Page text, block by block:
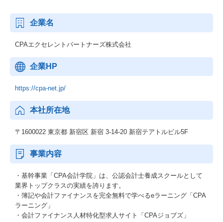
企業名
CPAエクセレントパートナーズ株式会社
企業HP
https://cpa-net.jp/
本社所在地
〒1600022 東京都 新宿区 新宿 3-14-20 新宿テアトルビル5F
事業内容
・基幹事業「CPA会計学院」は、公認会計士養成スクールとして
業界トップクラスの実績を誇ります。
・簿記や会計ファイナンスを完全無料で学べるeラーニング「CPA
ラーニング」
・会計ファイナンス人材特化型求人サイト「CPAジョブズ」